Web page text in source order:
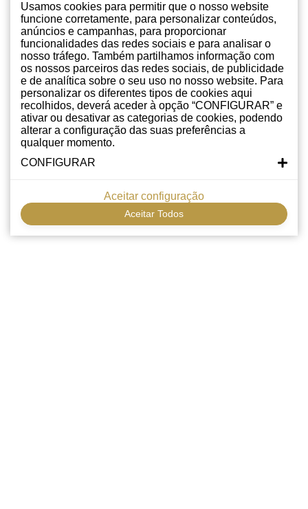
Usamos cookies para permitir que o nosso website
funcione corretamente, para personalizar conteúdos,
anúncios e campanhas, para proporcionar
funcionalidades das redes sociais e para analisar o
nosso tráfego. Também partilhamos informação com
os nossos parceiros das redes sociais, de publicidade
e de analítica sobre o seu uso no nosso website. Para
personalizar os diferentes tipos de cookies aqui
recolhidos, deverá aceder à opção “CONFIGURAR” e
ativar ou desativar as categorias de cookies, podendo
alterar a configuração das suas preferências a
qualquer momento.
CONFIGURAR
Aceitar configuração
Aceitar Todos